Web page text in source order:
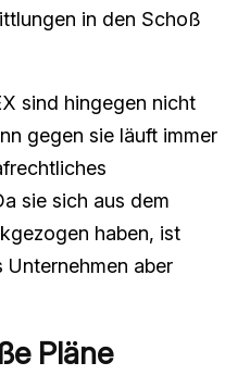
in den Schoß
sind hingegen nicht
gegen sie läuft immer
sie sich aus dem
haben, ist
aber
Pläne